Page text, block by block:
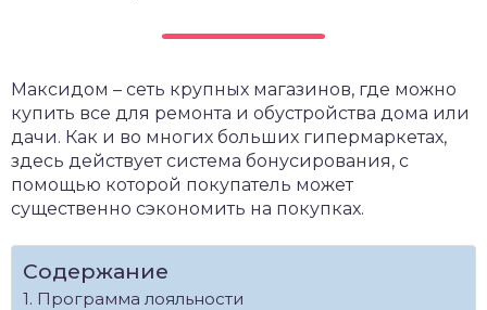
Максидом – сеть крупных магазинов, где можно
купить все для ремонта и обустройства дома или
дачи. Как и во многих больших гипермаркетах,
здесь действует система бонусирования, с
помощью которой покупатель может
существенно сэкономить на покупках.
Содержание
Программа лояльности